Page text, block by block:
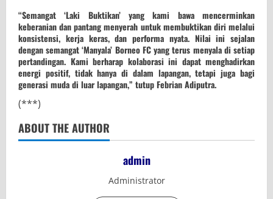
“Semangat ‘Laki Buktikan’ yang kami bawa mencerminkan
keberanian dan pantang menyerah untuk membuktikan diri melalui
konsistensi, kerja keras, dan performa nyata. Nilai ini sejalan
dengan semangat ‘Manyala’ Borneo FC yang terus menyala di setiap
pertandingan. Kami berharap kolaborasi ini dapat menghadirkan
energi positif, tidak hanya di dalam lapangan, tetapi juga bagi
generasi muda di luar lapangan,” tutup Febrian Adiputra.
(***)
ABOUT THE AUTHOR
admin
Administrator